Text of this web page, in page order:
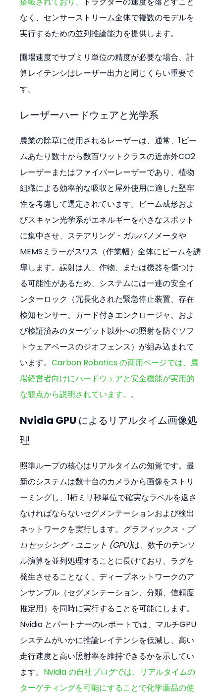
なく、センサーストリーム全体で複数のモデルを
実行するための並列推論能力を提供します。
圃場速度でサブミリ単位の精度が必要な場合、計
算レイテンシはレーザー出力と同じくらい重要で
す。
レーザーハードウェアと光学系
農業の除草に使用されるレーザーは、通常、1ビー
ムあたり数十から数百ワットクラスの近赤外CO2
レーザーまたはファイバーレーザーであり、植物
組織による効率的な吸収と屋外使用に適した堅牢
性を考慮して選定されています。ビーム成形およ
びスキャン光学系がエネルギーを小さなスポット
に集中させ、ステアリング・ガルバノメータや
MEMSミラーがスワス（作業幅）全体にビームを誘
導します。誤射は人、作物、または機器を傷つけ
る可能性があるため、システムには一連の安全イ
ンターロック（冗長化された緊急停止装置、存在
検知センサー、ガード付きエンクロージャ、およ
び検証済みのターゲット以外への照射を防ぐソフ
トウェアベースのジオフェンス）が組み込まれて
います。Carbon Robotics の商用ページでは、農
場経営者向けにハードウェアと安全機能が実用的
な観点から説明されています。 。
Nvidia GPU によるリアルタイム画像処
理
照準ループの核心はリアルタイムの知覚です。最
新のシステムは数十台のカメラから画像をストリ
ーミングし、1桁ミリ秒単位で確実なラベルを返さ
なければならないセグメンテーションおよび検出
ネットワークを実行します。
グラフィックス・プ
ロセッシング・ユニット (GPU)は、数千のテンソ
ル演算を並列処理することに長けており、ラグを
発生させることなく、ディープネットワークのア
ンサンブル（セグメンテーション、分類、信頼度
推定用）を同時に実行することを可能にします。
Nvidia とパートナーのレポートでは、マルチGPU
システムがいかに推論レイテンシを低減し、高い
走行速度と高い照射率を維持できるかを示してい
ます。 Nvidia の自社ブログでは、リアルタイムの
ターゲティングを可能にすることで化学薬品の使